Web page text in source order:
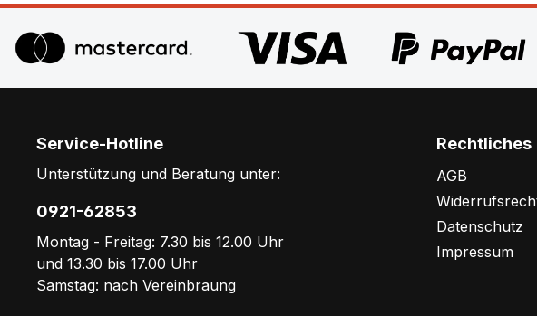
Service-Hotline
Unterstützung und Beratung unter:
0921-62853
Montag - Freitag: 7.30 bis 12.00 Uhr
und 13.30 bis 17.00 Uhr
Samstag: nach Vereinbraung
Rechtliches
AGB
Datenschutz
Impressum